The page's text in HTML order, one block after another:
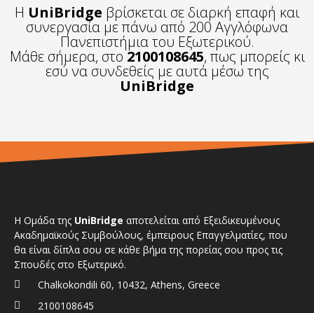
Η UniBridge βρίσκεται σε διαρκή επαφή και
συνεργασία με πάνω από 200 Αγγλόφωνα
Πανεπιστήμια του Εξωτερικού.
Μάθε σήμερα, στο2100108645, πως μπορείς κι
εσύ να συνδεθείς με αυτά μέσω της
UniBridge
Η Ομάδα της UniBridge αποτελείται από Εξειδικευμένους
Ακαδημαϊκούς Συμβούλους, έμπειρους Επαγγελματίες, που
θα είναι δίπλα σου σε κάθε βήμα της πορείας σου προς τις
Σπουδές στο Εξωτερικό.
Chalkokondili 60, 10432, Athens, Greece
2100108645